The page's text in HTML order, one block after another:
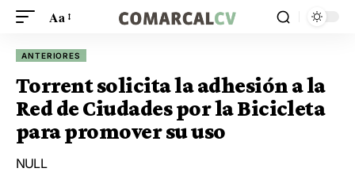
Aa
ANTERIORES
Torrent solicita la adhesión a la
Red de Ciudades por la Bicicleta
para promover su uso
NULL